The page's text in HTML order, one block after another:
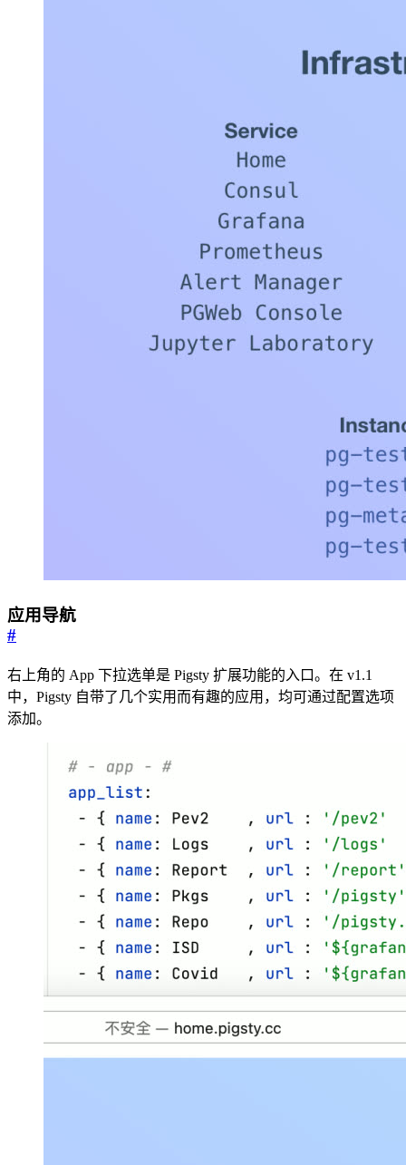
应用导航
#
右上角的 App 下拉选单是 Pigsty 扩展功能的入口。在 v1.1
中，Pigsty 自带了几个实用而有趣的应用，均可通过配置选项
添加。